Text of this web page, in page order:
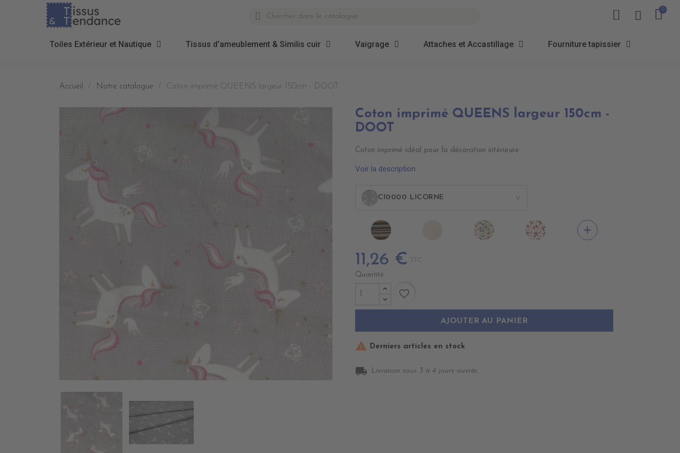
Toiles Extérieur et Nautique Tissus d'ameublement & Similis cuir Vaigrage Attaches et Accastillage Fourniture tapissier
Accueil Notre catalogue Coton imprimé QUEENS largeur 150cm - DOOT
Coton imprimé QUEENS largeur 150cm -
DOOT
Coton imprimé idéal pour la décoration intérieure
Voir la description
CI0000 LICORNE >
EDALI
NOSHIRO
add
11,26 € TTC
Quantité
AJOUTER AU PANIER
favorite_border
 Derniers articles en stock
local_shipping Livraison sous 3 à 4 jours ouvrés.